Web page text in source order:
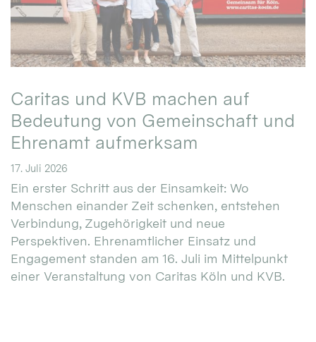
Caritas und KVB machen auf
Bedeutung von Gemeinschaft und
Ehrenamt aufmerksam
17. Juli 2026
Ein erster Schritt aus der Einsamkeit: Wo
Menschen einander Zeit schenken, entstehen
Verbindung, Zugehörigkeit und neue
Perspektiven. Ehrenamtlicher Einsatz und
Engagement standen am 16. Juli im Mittelpunkt
einer Veranstaltung von Caritas Köln und KVB.